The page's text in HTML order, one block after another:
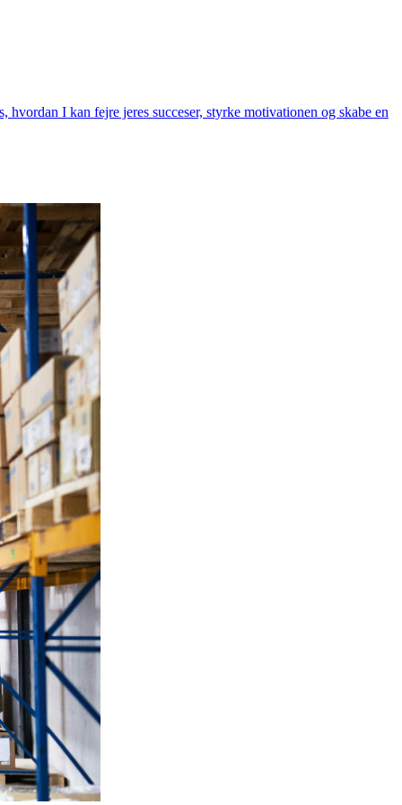
I kan fejre jeres succeser, styrke motivationen og skabe en